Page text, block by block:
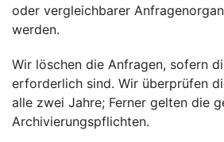
oder vergleichbarer
werden.
Wir löschen die Anfragen, sofern
erforderlich sind. Wir überprüfen
alle zwei Jahre; Ferner gelten die
Archivierungspflichten.